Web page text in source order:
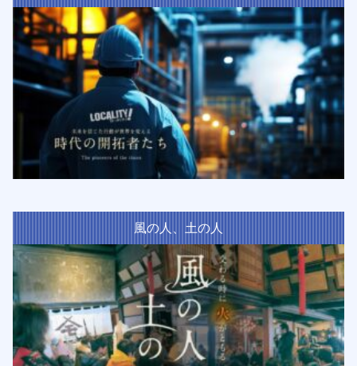
風の人、土の人